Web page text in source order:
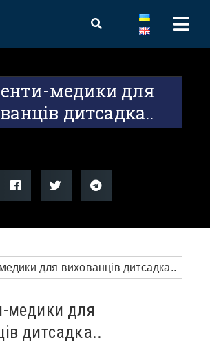
медики для
дитсадка..
медики для
дитсадка..